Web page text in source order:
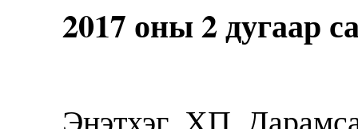
2017 оны 2 дугаар
Энэтхэг, ХП,